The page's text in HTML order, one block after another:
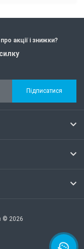
акції і знижки?
Підписатися
© 2026